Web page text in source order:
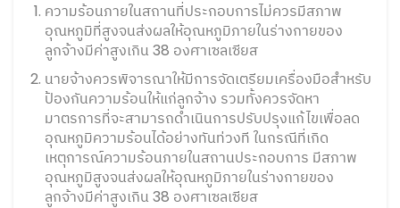
ความร้อนภายในสถานที่ประกอบการไม่ควรมีสภาพ
อุณหภูมิที่สูงจนส่งผลให้อุณหภูมิภายในร่างกายของ
ลูกจ้างมีค่าสูงเกิน 38 องศาเซลเซียส
นายจ้างควรพิจารณาให้มีการจัดเตรียมเครื่องมือสำหรับ
ป้องกันความร้อนให้แก่ลูกจ้าง รวมทั้งควรจัดหา
มาตรการที่จะสามารถดำเนินการปรับปรุงแก้ไขเพื่อลด
อุณหภูมิความร้อนได้อย่างทันท่วงที ในกรณีที่เกิด
เหตุการณ์ความร้อนภายในสถานประกอบการ มีสภาพ
อุณหภูมิสูงจนส่งผลให้อุณหภูมิภายในร่างกายของ
ลูกจ้างมีค่าสูงเกิน 38 องศาเซลเซียส